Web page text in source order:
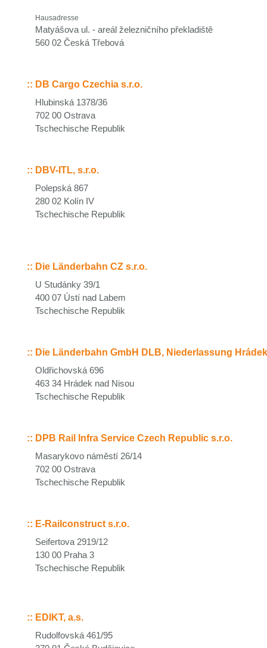
Hausadresse
Matyášova ul. - areál železničního překladiště
560 02 Česká Třebová
:: DB Cargo Czechia s.r.o.
Hlubinská 1378/36
702 00 Ostrava
Tschechische Republik
:: DBV-ITL, s.r.o.
Polepská 867
280 02 Kolín IV
Tschechische Republik
:: Die Länderbahn CZ s.r.o.
U Studánky 39/1
400 07 Ústí nad Labem
Tschechische Republik
:: Die Länderbahn GmbH DLB, Niederlassung
Oldřichovská 696
463 34 Hrádek nad Nisou
Tschechische Republik
:: DPB Rail Infra Service Czech Republic s.r.o.
Masarykovo náměstí 26/14
702 00 Ostrava
Tschechische Republik
:: E-Railconstruct s.r.o.
Seifertova 2919/12
130 00 Praha 3
Tschechische Republik
:: EDIKT, a.s.
Rudolfovská 461/95